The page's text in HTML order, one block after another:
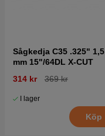
Sågkedja C35 .325" 1,5
mm 15"/64DL X-CUT
314 kr
369 kr
I lager
Köp